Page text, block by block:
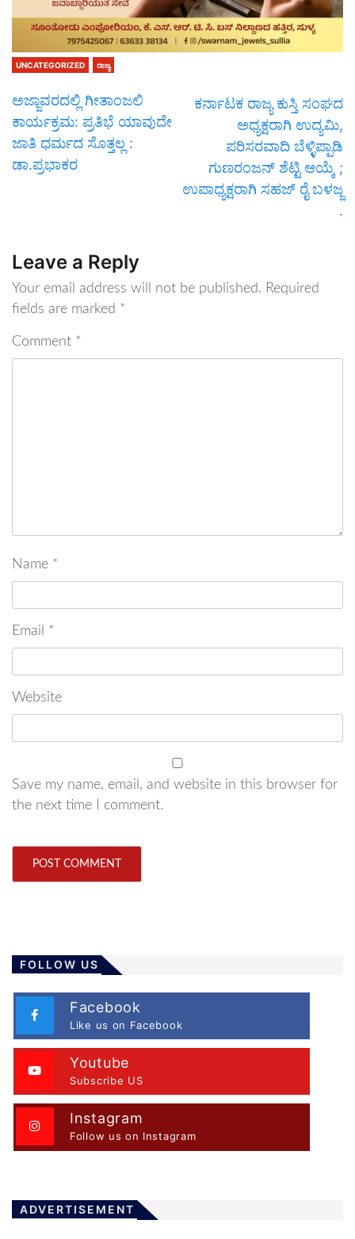
UNCATEGORIZED ರಾಜ್ಯ
ಅಜ್ಜಾವರದಲ್ಲಿ ಗೀತಾಂಜಲಿ
ಕಾರ್ಯಕ್ರಮ: ಪ್ರತಿಭೆ ಯಾವುದೇ
ಜಾತಿ ಧರ್ಮದ ಸೊತ್ತಲ್ಲ :
ಡಾ.ಪ್ರಭಾಕರ
ಕರ್ನಾಟಕ ರಾಜ್ಯ ಕುಸ್ತಿ ಸಂಘದ
ಅಧ್ಯಕ್ಷರಾಗಿ ಉದ್ಯಮಿ,
ಪರಿಸರವಾದಿ ಬೆಳ್ಳಿಪ್ಪಾಡಿ
ಗುಣರಂಜನ್ ಶೆಟ್ಟಿ ಆಯ್ಕೆ ;
ಉಪಾಧ್ಯಕ್ಷರಾಗಿ ಸಹಜ್ ರೈ ಬಳಜ್ಜ
.
Leave a Reply
Your email address will not be published. Required
fields are marked *
Comment *
Name *
Email *
Website
Save my name, email, and website in this browser for
the next time I comment.
FOLLOW US
Facebook
Like us on Facebook
Youtube
Subscribe US
Instagram
Follow us on Instagram
ADVERTISEMENT